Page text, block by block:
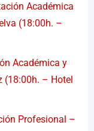
Académica
(18:00h. –
Académica y
(18:00h. – Hotel
Profesional –